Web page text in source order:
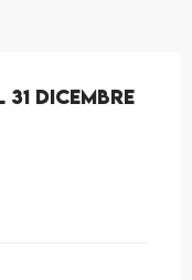
31 dicembre 2027
31 dicembre